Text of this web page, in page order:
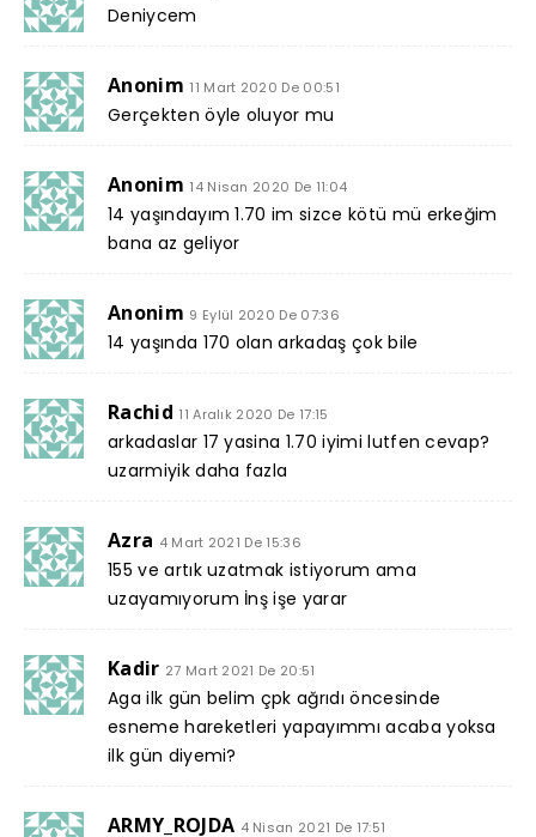
Deniycem
Anonim 11 Mart 2020 De 00:51
Gerçekten öyle oluyor mu
Anonim 14 Nisan 2020 De 11:04
14 yaşındayım 1.70 im sizce kötü mü erkeğim
bana az geliyor
Anonim 9 Eylül 2020 De 07:36
14 yaşında 170 olan arkadaş çok bile
Rachid 11 Aralık 2020 De 17:15
arkadaslar 17 yasina 1.70 iyimi lutfen cevap?
uzarmiyik daha fazla
Azra 4 Mart 2021 De 15:36
155 ve artık uzatmak istiyorum ama
uzayamıyorum İnş işe yarar
Kadir 27 Mart 2021 De 20:51
Aga ilk gün belim çpk ağrıdı öncesinde
esneme hareketleri yapayımmı acaba yoksa
ilk gün diyemi?
ARMY_ROJDA 4 Nisan 2021 De 17:51